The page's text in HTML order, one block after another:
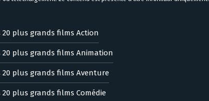
20 plus grands films Action
20 plus grands films Animation
20 plus grands films Aventure
20 plus grands films Comédie